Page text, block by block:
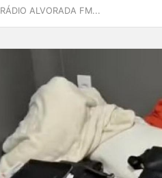
RÁDIO ALVORADA FM...